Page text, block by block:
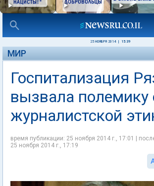
25 НОЯБРЯ 2014 15:39
МИР
Госпитализация
вызвала полемику
журналистской
время публикации: 25 ноября 2014 г., 17:01 |
25 ноября 2014 г., 17:19